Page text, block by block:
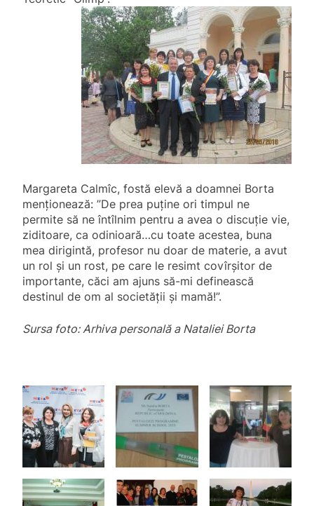
Margareta Calmîc, fostă elevă a doamnei Borta
menționează: ”De prea puține ori timpul ne
permite să ne întîlnim pentru a avea o discuție vie,
ziditoare, ca odinioară…cu toate acestea, buna
mea dirigintă, profesor nu doar de materie, a avut
un rol și un rost, pe care le resimt covîrșitor de
importante, căci am ajuns să-mi definească
destinul de om al societății și mamă!”.
Sursa foto: Arhiva personală a Nataliei Borta